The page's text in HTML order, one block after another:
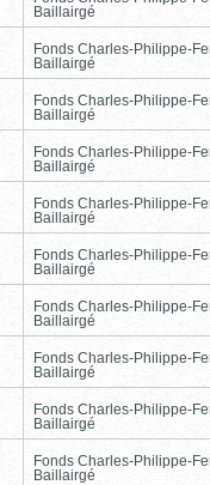
Baillairgé
Fonds Charles-Philippe-
Baillairgé
Fonds Charles-Philippe-
Baillairgé
Fonds Charles-Philippe-
Baillairgé
Fonds Charles-Philippe-
Baillairgé
Fonds Charles-Philippe-
Baillairgé
Fonds Charles-Philippe-
Baillairgé
Fonds Charles-Philippe-
Baillairgé
Fonds Charles-Philippe-
Baillairgé
Fonds Charles-Philippe-
Baillairgé